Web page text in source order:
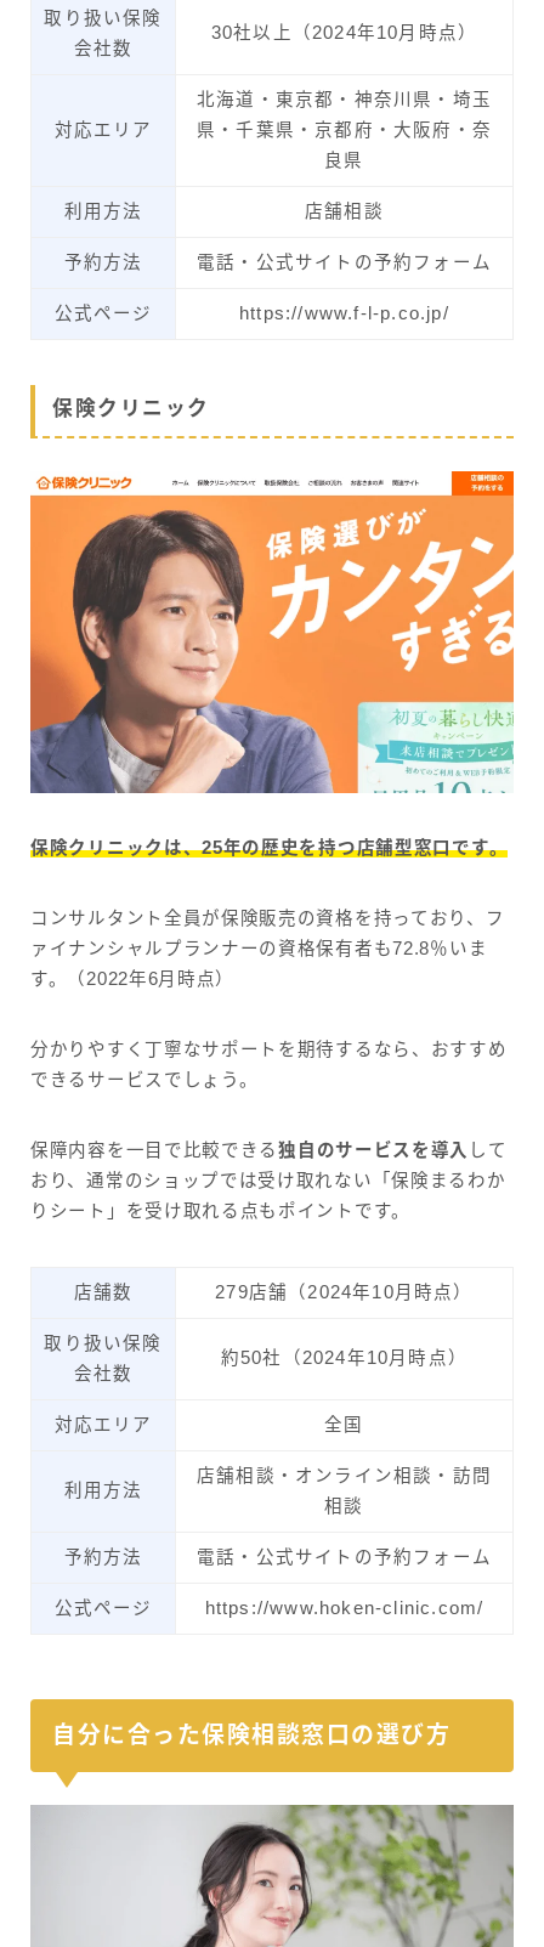
取り扱い保険
会社数
30社以上（2024年10月時点）
対応エリア
北海道・東京都・神奈川県・埼玉
県・千葉県・京都府・大阪府・奈
良県
利用方法 店舗相談
予約方法 電話・公式サイトの予約フォーム
公式ページ https://www.f-l-p.co.jp/
保険クリニック
保険クリニックは、25年の歴史を持つ店舗型窓口です。
コンサルタント全員が保険販売の資格を持っており、フ
ァイナンシャルプランナーの資格保有者も72.8％いま
す。（2022年6月時点）
分かりやすく丁寧なサポートを期待するなら、おすすめ
できるサービスでしょう。
保障内容を一目で比較できる独自のサービスを導入 して
おり、通常のショップでは受け取れない「保険まるわか
りシート」を受け取れる点もポイントです。
店舗数 279店舗（2024年10月時点）
取り扱い保険
会社数
約50社（2024年10月時点）
対応エリア 全国
利用方法
店舗相談・オンライン相談・訪問
相談
予約方法 電話・公式サイトの予約フォーム
公式ページ https://www.hoken-clinic.com/
自分に合った保険相談窓口の選び方